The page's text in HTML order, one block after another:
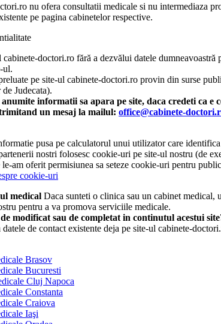
nu ofera consultatii medicale si nu intermediaza
pe pagina cabinetelor respective.
doctori.ro fără a dezvălui datele
ul.
pe site-ul cabinete-doctori.ro provin din surse
Judecata).
informatii sa apara pe site, daca credeti ca e
un mesaj la mailul: office@cabinete-
pusa pe calculatorul unui utilizator care
nostri folosesc cookie-uri pe site-ul nostru (de
am oferit permisiunea sa seteze cookie-uri pentru
cookie-uri
medical Daca sunteti o clinica sau un cabinet medical,
pentru a va promova serviciile medicale.
modificat sau de completat in continutul acestui
de contact existente deja pe site-ul cabinete-
Brasov
Bucuresti
Cluj Napoca
Constanta
Craiova
Iaşi